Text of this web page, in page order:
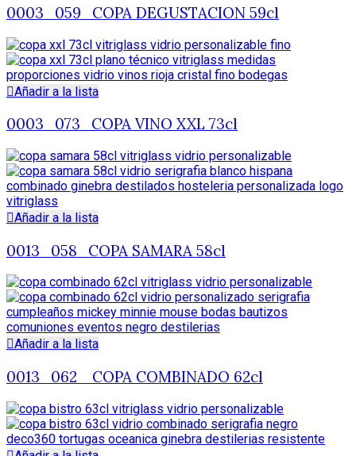
0003_059_COPA DEGUSTACION 59cl
Añadir a la lista
0003_073_COPA VINO XXL 73cl
Añadir a la lista
0013_058_COPA SAMARA 58cl
Añadir a la lista
0013_062_ COPA COMBINADO 62cl